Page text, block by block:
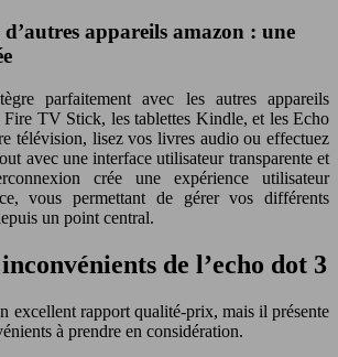
appareils amazon : une
parfaitement avec les autres appareils
Fire TV Stick, les tablettes Kindle, et les Echo
télévision, lisez vos livres audio ou effectuez
avec une interface utilisateur transparente et
crée une expérience utilisateur
vous permettant de gérer vos différents
un point central.
de l’echo dot 3
excellent rapport qualité-prix, mais il présente
à prendre en considération.